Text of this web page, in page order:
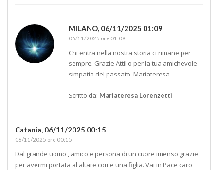
MILANO, 06/11/2025 01:09
06/11/2025 ore 01:09
Chi entra nella nostra storia ci rimane per
sempre. Grazie Attilio per la tua amichevole
simpatia del passato. Mariateresa
Scritto da: Mariateresa Lorenzetti
Catania, 06/11/2025 00:15
06/11/2025 ore 00:15
Dal grande uomo , amico e persona di un cuore imenso grazie
per avermi portata al altare come una figlia. Vai in Pace caro